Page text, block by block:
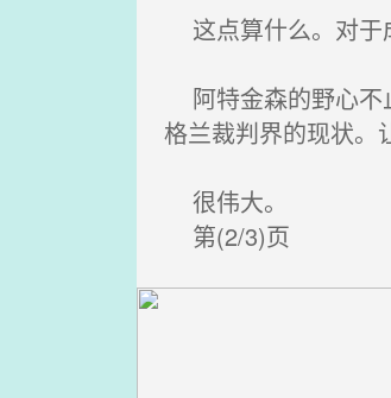
这点算什么。对于
阿特金森的野心不
格兰裁判界的现状。
很伟大。
第(2/3)页